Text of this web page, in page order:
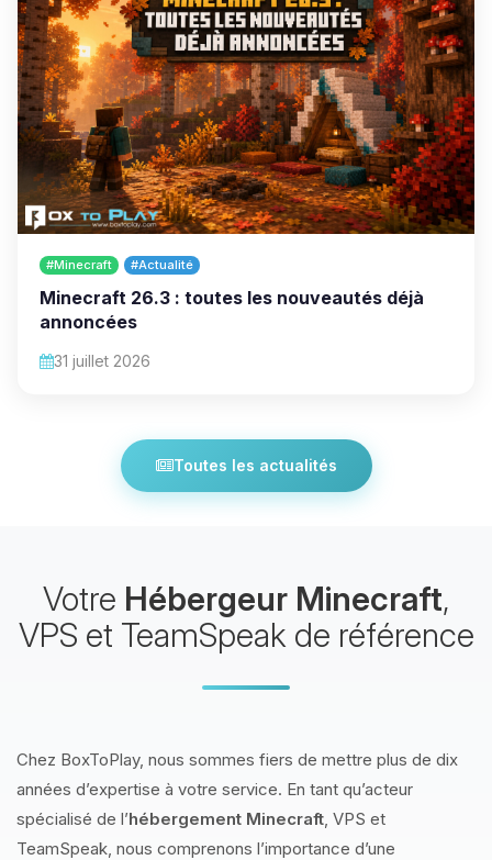
#Minecraft #Actualité
Minecraft 26.3 : toutes les nouveautés déjà
annoncées
31 juillet 2026
Toutes les actualités
Votre Hébergeur Minecraft,
VPS et TeamSpeak de référence
Chez BoxToPlay, nous sommes fiers de mettre plus de dix
années d’expertise à votre service. En tant qu’acteur
spécialisé de l’hébergement Minecraft, VPS et
TeamSpeak, nous comprenons l’importance d’une